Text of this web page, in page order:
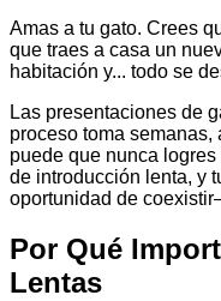
Amas a tu gato. Crees
que traes a casa un
habitación y... todo se
Las presentaciones de
proceso toma semanas,
puede que nunca
de introducción lenta, y
oportunidad de
Por Qué
Lentas